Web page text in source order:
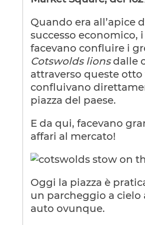
Quando era all’apice
successo economico,
facevano confluire i
Cotswolds lionsdalle
attraverso queste otto
confluivano
piazza del paese.
E da qui, facevano
affari al mercato!
Oggi la piazza è
un parcheggio a cielo
auto ovunque.